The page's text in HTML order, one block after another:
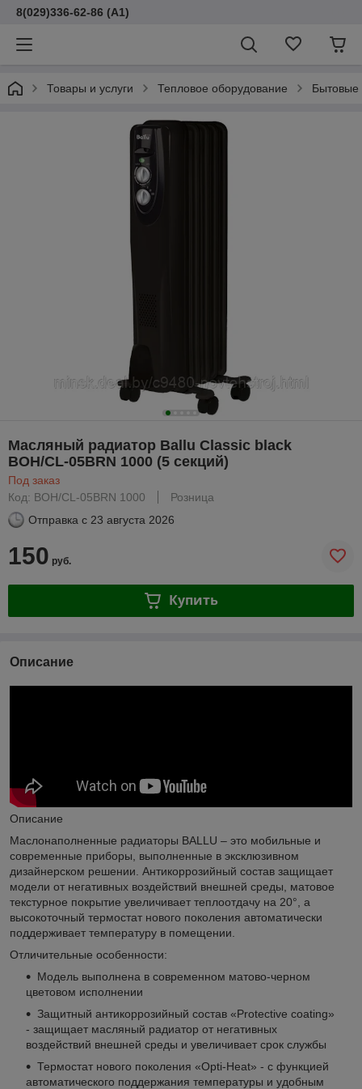
8(029)336-62-86 (A1)
Товары и услуги Тепловое оборудование Бытовые
Масляный радиатор Ballu Classic black
BOH/CL-05BRN 1000 (5 секций)
Под заказ
Код: BOH/CL-05BRN 1000
Розница
Отправка с 23 августа 2026
150 руб.
Купить
Описание
Описание
Маслонаполненные радиаторы BALLU – это мобильные и
современные приборы, выполненные в эксклюзивном
дизайнерском решении. Антикоррозийный состав защищает
модели от негативных воздействий внешней среды, матовое
текстурное покрытие увеличивает теплоотдачу на 20°, а
высокоточный термостат нового поколения автоматически
поддерживает температуру в помещении.
Отличительные особенности:
Модель выполнена в современном матово-черном
цветовом исполнении
Защитный антикоррозийный состав «Protective coating»
- защищает масляный радиатор от негативных
воздействий внешней среды и увеличивает срок службы
Термостат нового поколения «Opti-Heat» - с функцией
автоматического поддержания температуры и удобным